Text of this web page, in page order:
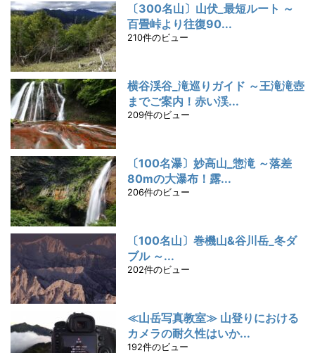
〔300名山〕山伏_最短ルート ～
百畳峠より往復90...
210件のビュー
横谷渓谷_滝巡りガイド ～王滝滝壺
までご案内！赤い渓...
209件のビュー
〔100名瀑〕妙高山_惣滝 ～落差
80mの大瀑布！露...
206件のビュー
〔100名山〕巻機山&谷川岳_冬ダ
ブル ～...
202件のビュー
≪山岳写真教室≫ 山登りにおける
カメラの耐久性はいか...
192件のビュー